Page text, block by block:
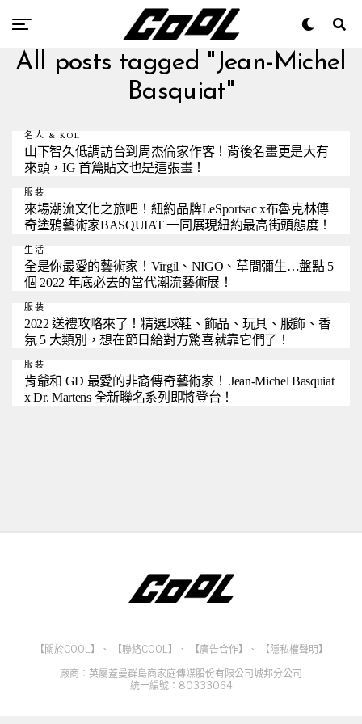
All posts tagged "Jean-Michel
Basquiat"
名人 & KOL
山下智久低調訪台到周杰倫家作客！背後名畫更是大有
來頭，IG 首篇貼文也是這張畫！
服裝
來場潮流文化之旅吧！紐約品牌LeSportsac x布魯克林傳
奇塗鴉藝術家BASQUIAT 一同展現紐約最高街頭態度！
生活
全是你最愛的藝術家！Virgil、NIGO、草間彌生…盤點 5
個 2022 年底必去的當代潮流藝術展！
服裝
2022 送禮攻略來了！精選球鞋、飾品、玩具、服飾、香
氛 5 大類別，想在節日給對方驚喜就靠它們了！
服裝
肯爺和 GD 最愛的非裔傳奇藝術家！ Jean-Michel Basquiat
x Dr. Martens 全新聯名系列即將登台！
【關於COOL】 、 【聯絡COOL】 、 【廣告合作】 、
【隱私權聲明】
廠商：英屬蓋曼群島商家庭傳媒股份有限公司城邦分公司
統一編號：80333064